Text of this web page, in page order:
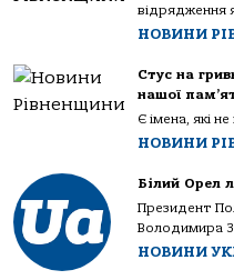
відрядження
НОВИНИ
Стус на
нашої
Є імена, які
НОВИНИ
Білий Орел
Президент
Володимира
НОВИНИ